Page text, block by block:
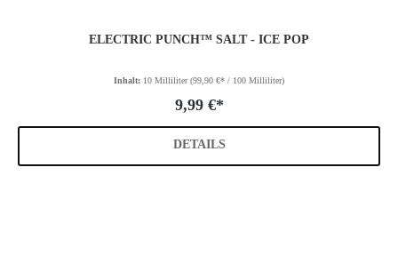
ELECTRIC PUNCH™ SALT - ICE POP
Inhalt: 10 Milliliter(99,90 €* / 100 Milliliter)
9,99 €*
DETAILS